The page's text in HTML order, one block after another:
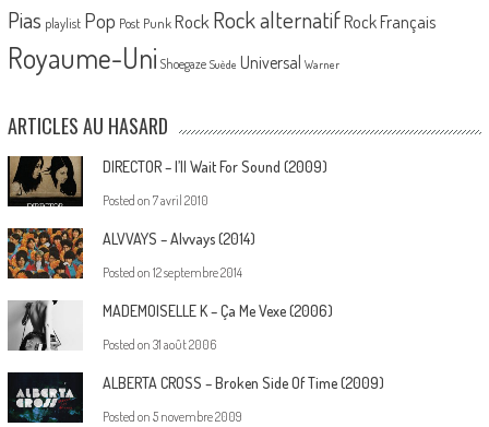
Pias playlist Pop Post Punk Rock Rock alternatif Rock Français
Royaume-Uni Shoegaze Suède Universal Warner
ARTICLES AU HASARD
DIRECTOR – I’ll Wait For Sound (2009)
Posted on 7 avril 2010
ALVVAYS – Alvvays (2014)
Posted on 12 septembre 2014
MADEMOISELLE K – Ça Me Vexe (2006)
Posted on 31 août 2006
ALBERTA CROSS – Broken Side Of Time (2009)
Posted on 5 novembre 2009